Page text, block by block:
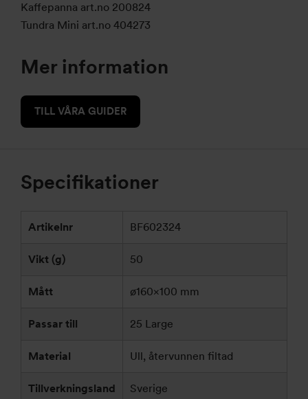
Kaffepanna art.no 200824
Tundra Mini art.no 404273
Mer information
TILL VÅRA GUIDER
Specifikationer
Artikelnr BF602324
Vikt (g) 50
Mått ø160×100 mm
Passar till 25 Large
Material Ull, återvunnen filtad
Tillverkningsland Sverige